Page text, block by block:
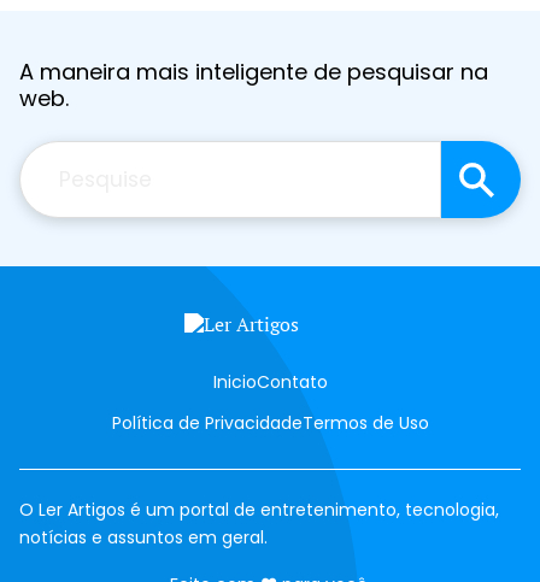
A maneira mais inteligente de pesquisar na
web.
Pesquisar
InicioContato
Política de PrivacidadeTermos de Uso
O Ler Artigos é um portal de entretenimento, tecnologia,
notícias e assuntos em geral.